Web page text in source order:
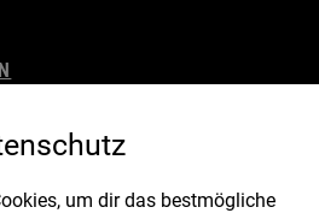
um dir das bestmögliche